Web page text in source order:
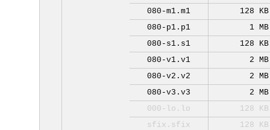
080-m1.m1
128 KB
080-p1.p1
1 MB
080-s1.s1
128 KB
080-v1.v1
2 MB
080-v2.v2
2 MB
080-v3.v3
2 MB
000-lo.lo
128 KB
sfix.sfix
128 KB